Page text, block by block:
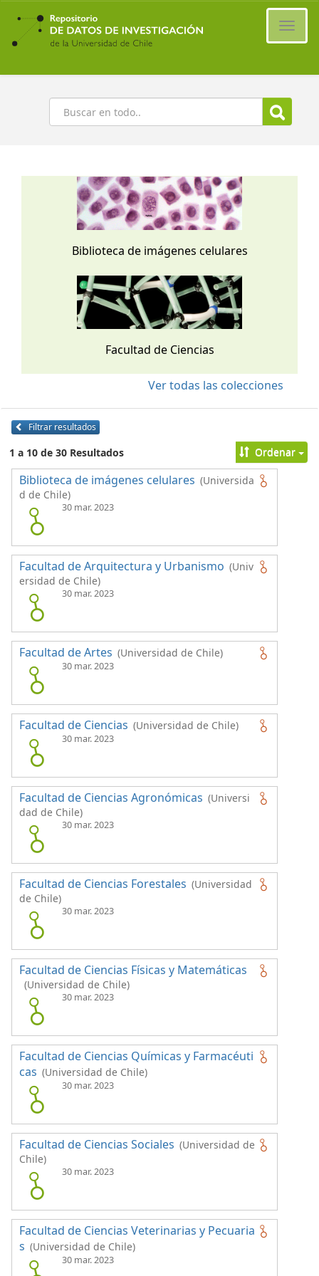
Ir
contenido
principal
Buscar
Biblioteca de imágenes celulares
Facultad de Ciencias
Ver todas las colecciones
Filtrar resultados
1 a 10 de 30 Resultados Ordenar
Biblioteca de imágenes celulares (Universida
d de Chile)
30 mar. 2023
Facultad de Arquitectura y Urbanismo (Univ
ersidad de Chile)
30 mar. 2023
Facultad de Artes (Universidad de Chile)
30 mar. 2023
Facultad de Ciencias (Universidad de Chile)
30 mar. 2023
Facultad de Ciencias Agronómicas (Universi
dad de Chile)
30 mar. 2023
Facultad de Ciencias Forestales (Universidad
de Chile)
30 mar. 2023
Facultad de Ciencias Físicas y Matemáticas
(Universidad de Chile)
30 mar. 2023
Facultad de Ciencias Químicas y Farmacéuti
cas (Universidad de Chile)
30 mar. 2023
Facultad de Ciencias Sociales (Universidad de
Chile)
30 mar. 2023
Facultad de Ciencias Veterinarias y Pecuaria
s (Universidad de Chile)
30 mar. 2023